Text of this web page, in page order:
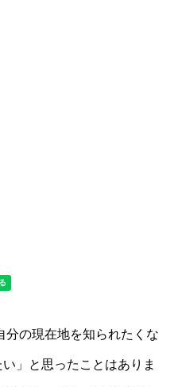
分の現在地を知られたくな
」と思ったことはありま